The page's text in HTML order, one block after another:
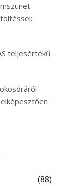
teljesértékű
(88)